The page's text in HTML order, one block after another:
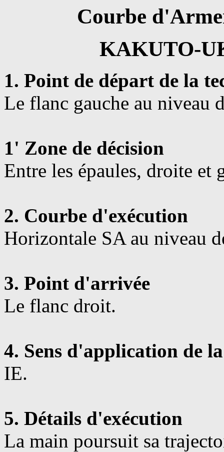
Courbe
KAKUTO-
1. Point de départ de la
Le flanc gauche au niveau
1' Zone de décision
Entre les épaules, droite et
2. Courbe d'exécution
Horizontale SA au niveau
3. Point d'arrivée
Le flanc droit.
4. Sens d'application de
IE.
5. Détails d'exécution
La main poursuit sa